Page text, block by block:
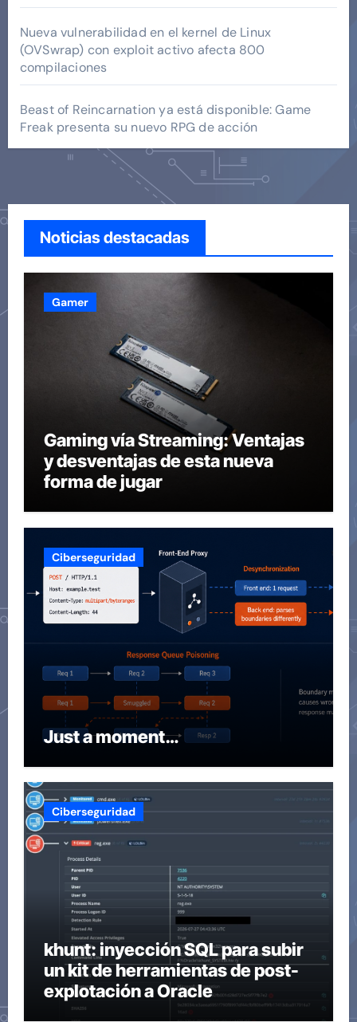
Nueva vulnerabilidad en el kernel de Linux
(OVSwrap) con exploit activo afecta 800
compilaciones
Beast of Reincarnation ya está disponible: Game
Freak presenta su nuevo RPG de acción
Noticias destacadas
Gamer
Gaming vía Streaming: Ventajas
y desventajas de esta nueva
forma de jugar
Ciberseguridad
Just a moment…
Ciberseguridad
khunt: inyección SQL para subir
un kit de herramientas de post-
explotación a Oracle